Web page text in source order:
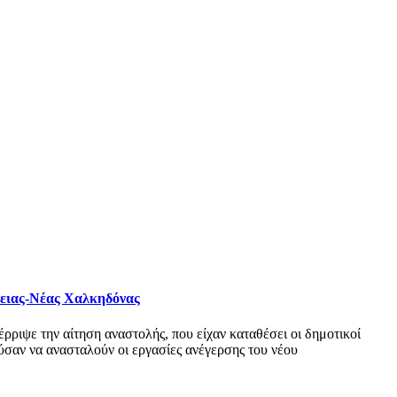
Νέας Χαλκηδόνας
την αίτηση αναστολής, που είχαν καταθέσει οι δημοτικοί
να ανασταλούν οι εργασίες ανέγερσης του νέου